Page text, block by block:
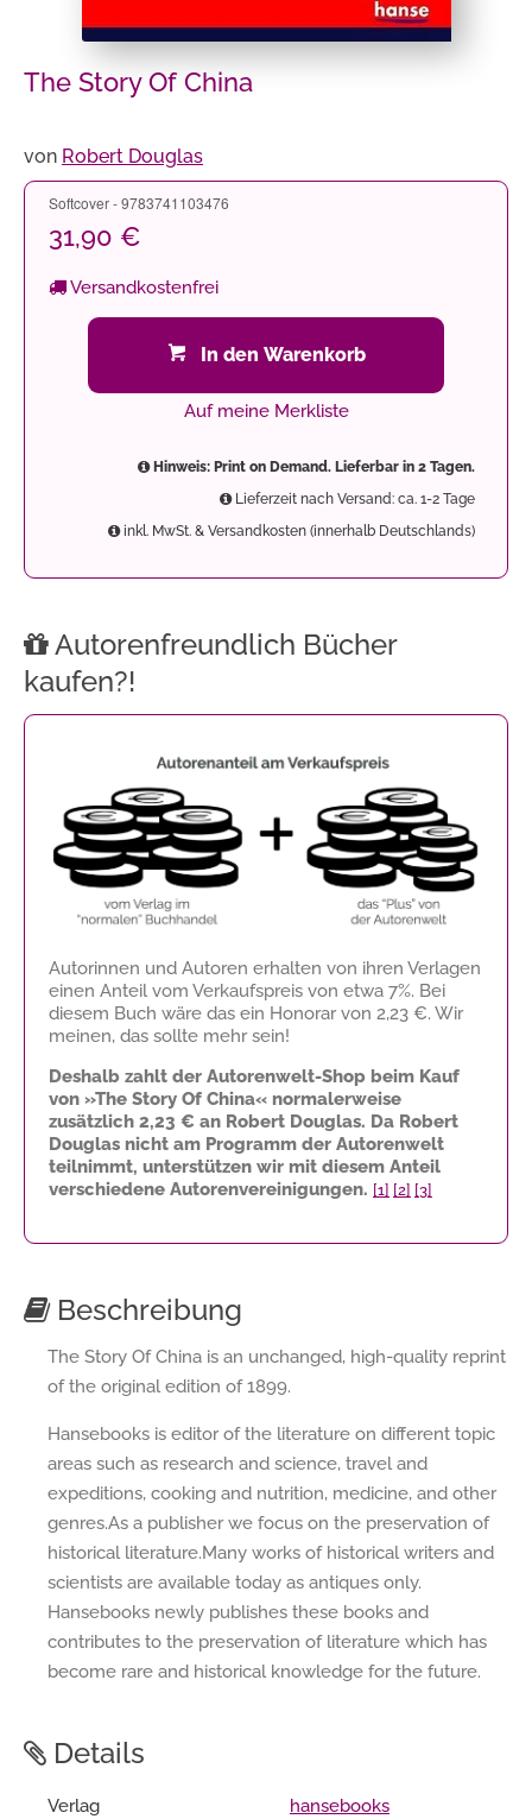
The Story Of China
von Robert Douglas
Softcover - 9783741103476
31,90 €
Versandkostenfrei
In den Warenkorb
Auf meine Merkliste
Hinweis: Print on Demand. Lieferbar in 2 Tagen.
Lieferzeit nach Versand: ca. 1-2 Tage
inkl. MwSt. & Versandkosten (innerhalb Deutschlands)
Autorenfreundlich Bücher
kaufen?!
Autorinnen und Autoren erhalten von ihren Verlagen
einen Anteil vom Verkaufspreis von etwa 7%. Bei
diesem Buch wäre das ein Honorar von 2,23 €. Wir
meinen, das sollte mehr sein!
Deshalb zahlt der Autorenwelt-Shop beim Kauf
von »The Story Of China« normalerweise
zusätzlich 2,23 € an Robert Douglas. Da Robert
Douglas nicht am Programm der Autorenwelt
teilnimmt, unterstützen wir mit diesem Anteil
verschiedene Autorenvereinigungen. [1] [2] [3]
Beschreibung
The Story Of China is an unchanged, high-quality reprint
of the original edition of 1899.
Hansebooks is editor of the literature on different topic
areas such as research and science, travel and
expeditions, cooking and nutrition, medicine, and other
genres.As a publisher we focus on the preservation of
historical literature.Many works of historical writers and
scientists are available today as antiques only.
Hansebooks newly publishes these books and
contributes to the preservation of literature which has
become rare and historical knowledge for the future.
Details
Verlag hansebooks